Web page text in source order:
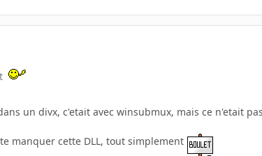
un divx, c'etait avec winsubmux, mais ce n'etait
manquer cette DLL, tout simplement